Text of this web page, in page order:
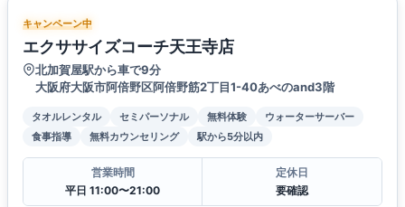
キャンペーン中
エクササイズコーチ天王寺店
北加賀屋駅から車で9分
大阪府大阪市阿倍野区阿倍野筋2丁目1-40あべのand3階
タオルレンタル セミパーソナル 無料体験
ウォーターサーバー
食事指導
無料カウンセリング 駅から5分以内
営業時間
平日 11:00〜21:00
定休日
要確認